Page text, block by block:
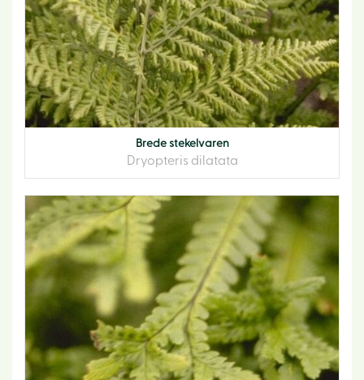
Brede stekelvaren
Dryopteris dilatata